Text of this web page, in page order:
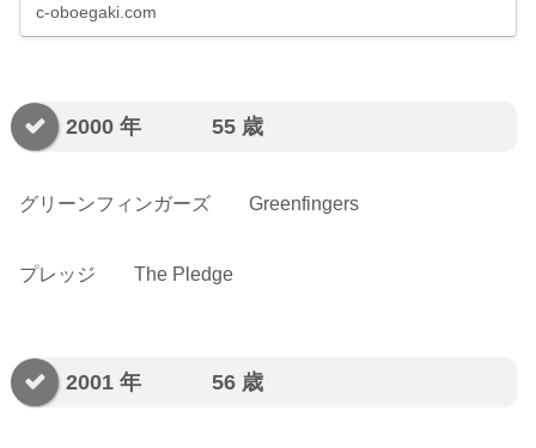
c-oboegaki.com
2000 年 55 歳
グリーンフィンガーズ Greenfingers
プレッジ The Pledge
2001 年 56 歳